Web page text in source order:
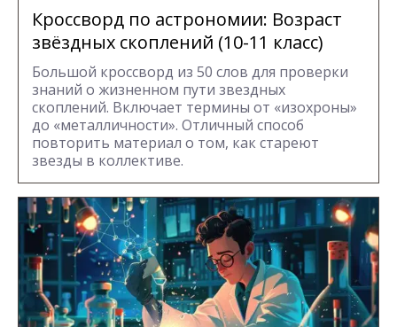
Кроссворд по астрономии: Возраст
звёздных скоплений (10-11 класс)
Большой кроссворд из 50 слов для проверки
знаний о жизненном пути звездных
скоплений. Включает термины от «изохроны»
до «металличности». Отличный способ
повторить материал о том, как стареют
звезды в коллективе.